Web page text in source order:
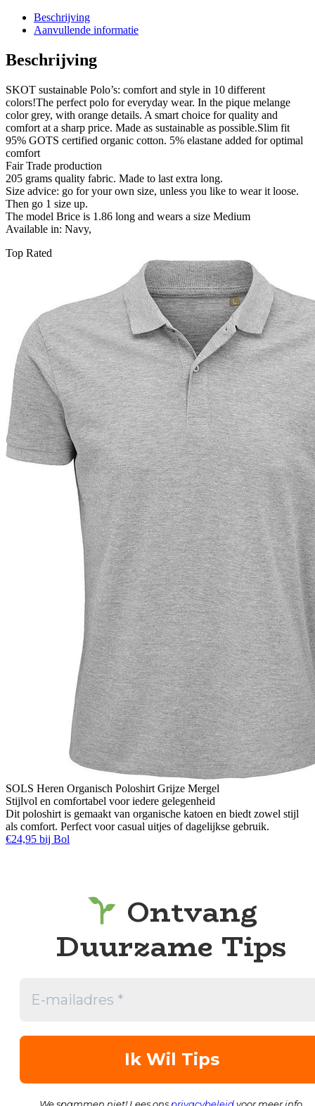
Beschrijving
Aanvullende informatie
Beschrijving
SKOT sustainable Polo’s: comfort and style in 10 different
colors!The perfect polo for everyday wear. In the pique melange
color grey, with orange details. A smart choice for quality and
comfort at a sharp price. Made as sustainable as possible.Slim fit
95% GOTS certified organic cotton. 5% elastane added for optimal
comfort
Fair Trade production
205 grams quality fabric. Made to last extra long.
Size advice: go for your own size, unless you like to wear it loose.
Then go 1 size up.
The model Brice is 1.86 long and wears a size Medium
Available in: Navy,
Top Rated
SOLS Heren Organisch Poloshirt Grijze Mergel
Stijlvol en comfortabel voor iedere gelegenheid
Dit poloshirt is gemaakt van organische katoen en biedt zowel stijl
als comfort. Perfect voor casual uitjes of dagelijkse gebruik.
€24,95 bij Bol
Ontvang
Duurzame Tips
We spammen niet! Lees ons privacybeleidvoor meer info.